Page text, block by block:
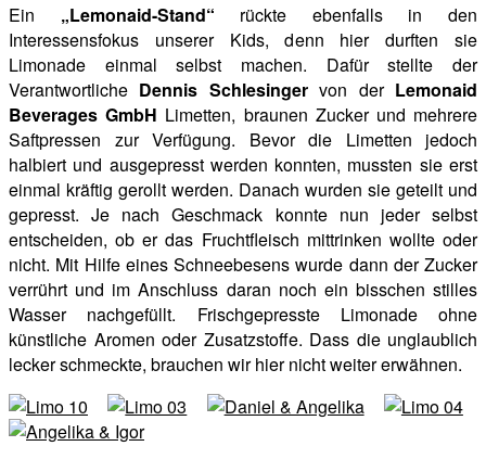
Ein „Lemonaid-Stand“ rückte ebenfalls in den
Interessensfokus unserer Kids, denn hier durften sie
Limonade einmal selbst machen. Dafür stellte der
Verantwortliche Dennis Schlesingervon der Lemonaid
Beverages GmbH Limetten, braunen Zucker und mehrere
Saftpressen zur Verfügung. Bevor die Limetten jedoch
halbiert und ausgepresst werden konnten, mussten sie erst
einmal kräftig gerollt werden. Danach wurden sie geteilt und
gepresst. Je nach Geschmack konnte nun jeder selbst
entscheiden, ob er das Fruchtfleisch mittrinken wollte oder
nicht. Mit Hilfe eines Schneebesens wurde dann der Zucker
verrührt und im Anschluss daran noch ein bisschen stilles
Wasser nachgefüllt. Frischgepresste Limonade ohne
künstliche Aromen oder Zusatzstoffe. Dass die unglaublich
lecker schmeckte, brauchen wir hier nicht weiter erwähnen.